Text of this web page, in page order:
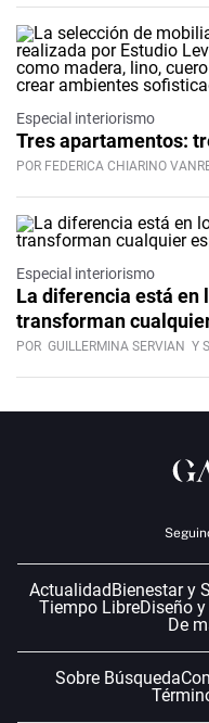
Especial interiorismo
Tres apartamentos:
POR FEDERICA CHIARINO
Especial interiorismo
La diferencia está en
transforman
POR GUILLERMINA SERVIAN Y
Actualidad Bienestar y
Tiempo LibreDiseño
De
Sobre Búsqueda